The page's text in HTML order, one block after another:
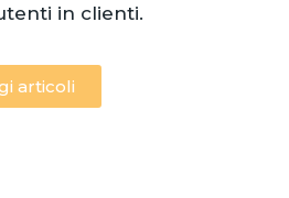
in clienti.
articoli